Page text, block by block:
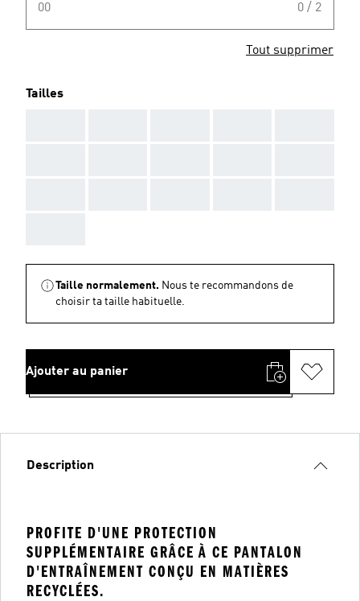
00 0 / 2
Tout supprimer
Tailles
Taille normalement. Nous te recommandons de
choisir ta taille habituelle.
Ajouter au panier
Description
PROFITE D'UNE PROTECTION
SUPPLÉMENTAIRE GRÂCE À CE PANTALON
D'ENTRAÎNEMENT CONÇU EN MATIÈRES
RECYCLÉES.